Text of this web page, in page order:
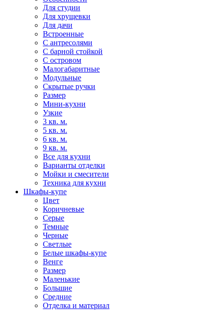
Для студии
Для хрущевки
Для дачи
Встроенные
С антресолями
С барной стойкой
С островом
Малогабаритные
Модульные
Скрытые ручки
Размер
Мини-кухни
Узкие
3 кв. м.
5 кв. м.
6 кв. м.
9 кв. м.
Все для кухни
Варианты отделки
Мойки и смесители
Техника для кухни
Шкафы-купе
Цвет
Коричневые
Серые
Темные
Черные
Светлые
Белые шкафы-купе
Венге
Размер
Маленькие
Большие
Средние
Отделка и материал